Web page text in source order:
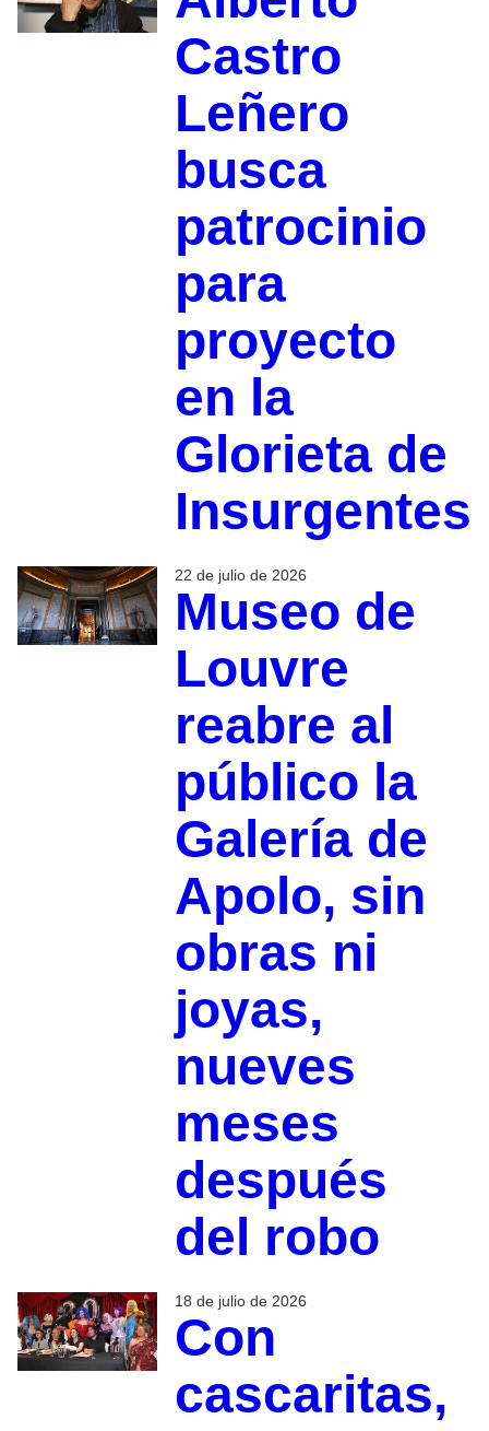
Castro
Leñero
busca
patrocinio
para
proyecto
en la
Glorieta de
Insurgentes
22 de julio de 2026
Museo de
Louvre
reabre al
público la
Galería de
Apolo, sin
obras ni
joyas,
nueves
meses
después
del robo
18 de julio de 2026
Con
cascaritas,